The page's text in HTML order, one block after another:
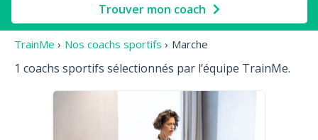
Trouver mon coach
TrainMe › Nos coachs sportifs › Marche
1 coachs sportifs sélectionnés par l’équipe TrainMe.